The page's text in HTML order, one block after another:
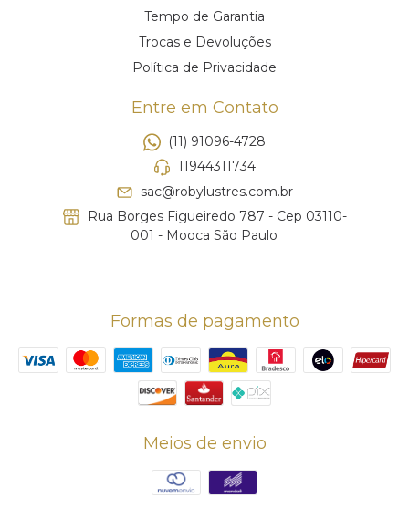
Tempo de Garantia
Trocas e Devoluções
Política de Privacidade
Entre em Contato
(11) 91096-4728
11944311734
sac@robylustres.com.br
Rua Borges Figueiredo 787 - Cep 03110-
001 - Mooca São Paulo
Formas de pagamento
Meios de envio